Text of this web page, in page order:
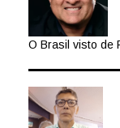
O Brasil visto de